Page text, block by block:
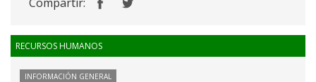
RECURSOS HUMANOS
INFORMACIÓN GENERAL